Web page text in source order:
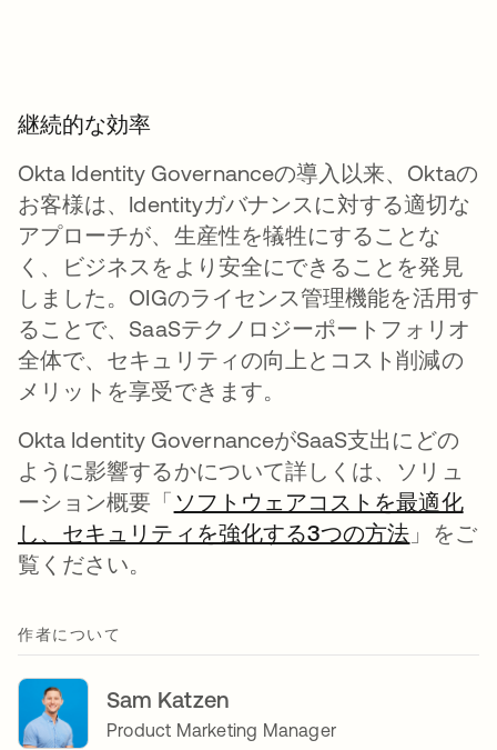
継続的な効率
Okta Identity Governanceの導入以来、Oktaの
お客様は、Identityガバナンスに対する適切な
アプローチが、生産性を犠牲にすることな
く、ビジネスをより安全にできることを発見
しました。OIGのライセンス管理機能を活用す
ることで、SaaSテクノロジーポートフォリオ
全体で、セキュリティの向上とコスト削減の
メリットを享受できます。
Okta Identity GovernanceがSaaS支出にどの
ように影響するかについて詳しくは、ソリュ
ーション概要「 ソフトウェアコストを最適化
し、セキュリティを強化する3つの方法 新しい
」をご
覧ください。
作者について
Sam Katzen
Product Marketing Manager